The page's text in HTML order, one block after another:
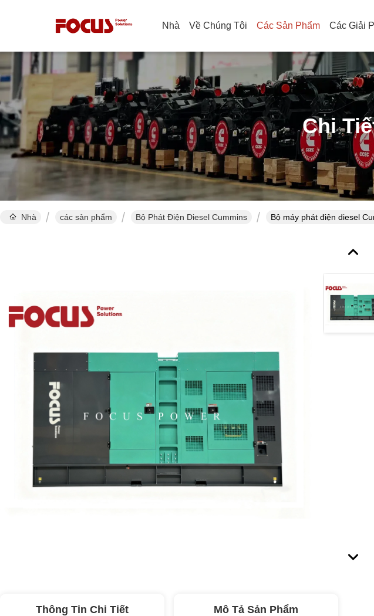
Nhà Về Chúng Tôi Các Sản Phẩm Các Giải
Chi
Nhà các sản phẩm Bộ Phát Điện Diesel Cummins Bộ máy phát điện diesel
Thông Tin Chi Tiết Mô Tả Sản Phẩm